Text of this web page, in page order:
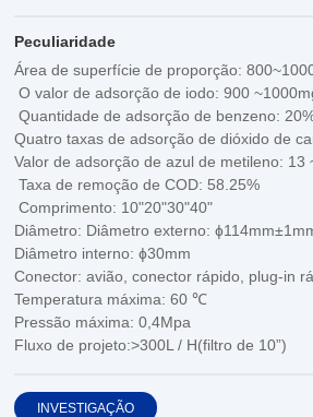
Peculiaridade
Área de superfície de proporção:
O valor de adsorção de iodo: 900
Quantidade de adsorção de benzeno:
Quatro taxas de adsorção de dióxido de
Valor de adsorção de azul de metileno: 13
Taxa de remoção de COD: 58.25%
Comprimento: 10"20"30"40"
Diâmetro: Diâmetro externo:
Diâmetro interno: ɸ30mm
Conector: avião, conector rápido, plug-in
Temperatura máxima: 60 ℃
Pressão máxima: 0,4Mpa
Fluxo de projeto:>300L / H(filtro de 10”)
INVESTIGAÇÃO